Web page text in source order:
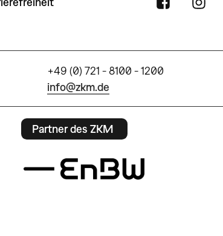
+49 (0) 721 - 8100 - 1200
info@zkm.de
Partner des ZKM